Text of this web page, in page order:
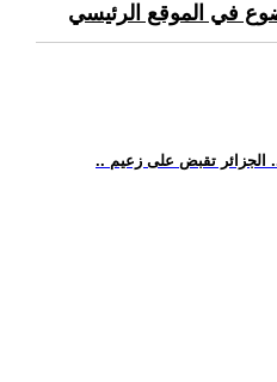
في الموقع الرئيسي
الجزائر تقبض على زعيم